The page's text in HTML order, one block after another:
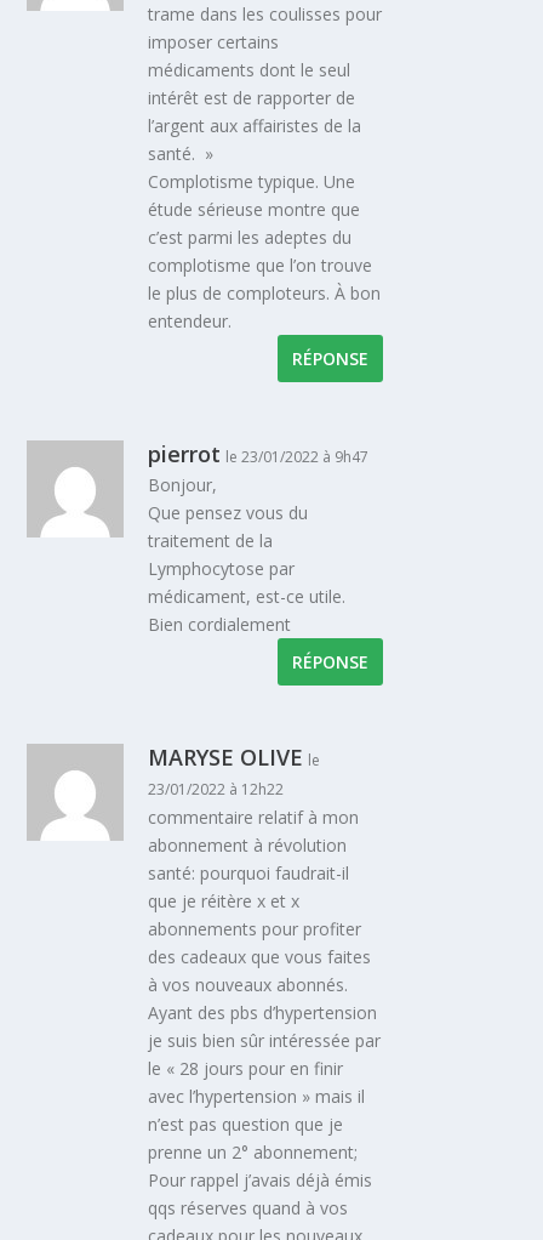
trame dans les coulisses pour
imposer certains
médicaments dont le seul
intérêt est de rapporter de
l’argent aux affairistes de la
santé. »
Complotisme typique. Une
étude sérieuse montre que
c’est parmi les adeptes du
complotisme que l’on trouve
le plus de comploteurs. À bon
entendeur.
RÉPONSE
pierrot le 23/01/2022 à 9h47
Bonjour,
Que pensez vous du
traitement de la
Lymphocytose par
médicament, est-ce utile.
Bien cordialement
RÉPONSE
MARYSE OLIVE le
23/01/2022 à 12h22
commentaire relatif à mon
abonnement à révolution
santé: pourquoi faudrait-il
que je réitère x et x
abonnements pour profiter
des cadeaux que vous faites
à vos nouveaux abonnés.
Ayant des pbs d’hypertension
je suis bien sûr intéressée par
le « 28 jours pour en finir
avec l’hypertension » mais il
n’est pas question que je
prenne un 2° abonnement;
Pour rappel j’avais déjà émis
qqs réserves quand à vos